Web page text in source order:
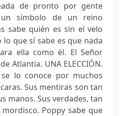
de pronto por gente
símbolo de un reino
sabe quién es sin el velo
lo que sí sabe es que nada
ella como él. El Señor
Atlantia. UNA ELECCIÓN.
lo conoce por muchos
Sus mentiras son tan
manos. Sus verdades, tan
Poppy sabe que